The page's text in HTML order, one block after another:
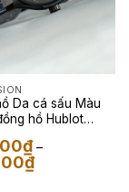
Da cá sấu Màu
hồ Hublot
₫ –
₫Khoảng
giá: